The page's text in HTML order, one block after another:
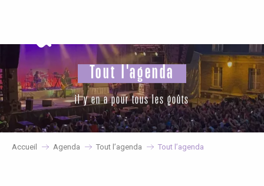
principal
Tout l'agenda
il y en a pour tous les goûts
Accueil Agenda Tout l’agenda Tout l’agenda